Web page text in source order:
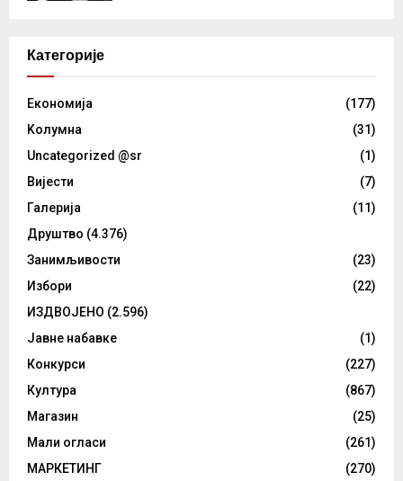
Категорије
Eкономија
(177)
Kолумнa
(31)
Uncategorized @sr
(1)
Вијести
(7)
Галерија
(11)
Друштво (4.376)
Занимљивости
(23)
Избори
(22)
ИЗДВОЈЕНО (2.596)
Јавне набавке
(1)
Конкурси
(227)
Култура
(867)
Магазин
(25)
Мали огласи
(261)
МАРКЕТИНГ
(270)